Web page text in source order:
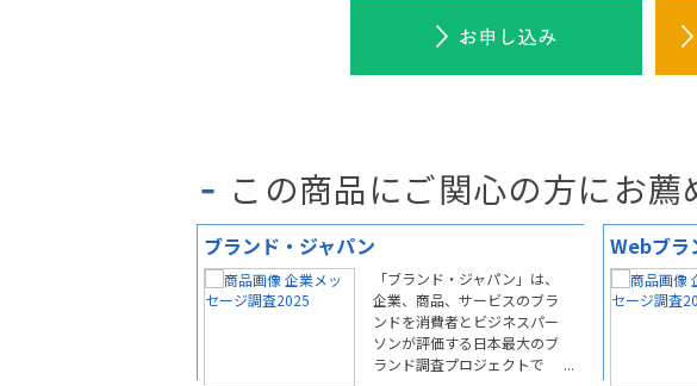
この商品にご関心の方にお薦
ブランド・ジャパン
「ブランド・ジャパン」は、
企業、商品、サービスのブラ
ンドを消費者とビジネスパー
ソンが評価する日本最大のブ
ランド調査プロジェクトで
Webブラ